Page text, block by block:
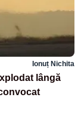
Ionuț Nichita
lângă